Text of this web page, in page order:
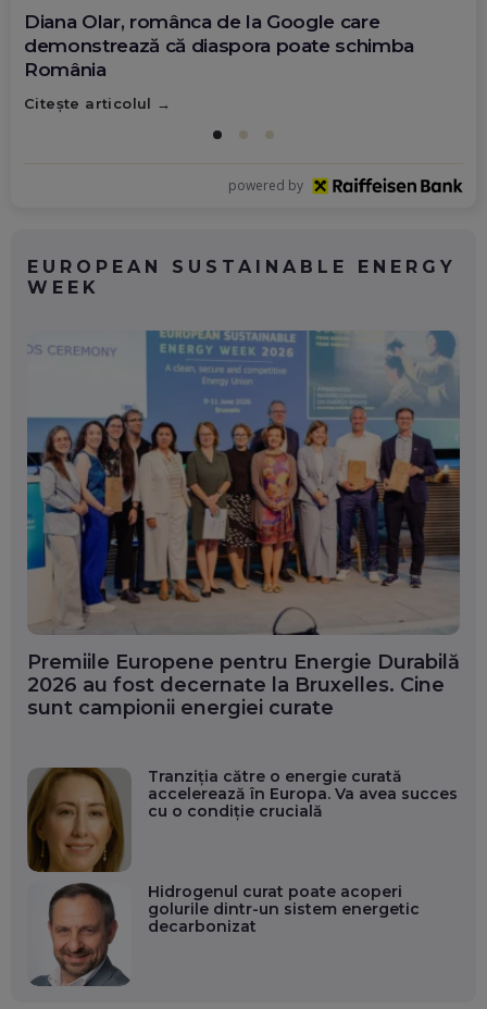
Diana Olar, românca de la Google care
demonstrează că diaspora poate schimba
România
Citește articolul
powered by
EUROPEAN SUSTAINABLE ENERGY
WEEK
Premiile Europene pentru Energie Durabilă
2026 au fost decernate la Bruxelles. Cine
sunt campionii energiei curate
Tranziția către o energie curată
accelerează în Europa. Va avea succes
cu o condiție crucială
Hidrogenul curat poate acoperi
golurile dintr-un sistem energetic
decarbonizat